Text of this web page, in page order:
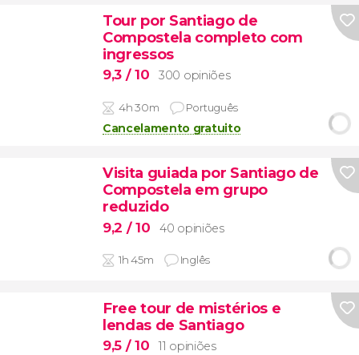
Tour por Santiago de
Compostela completo com
ingressos
9,3 / 10 300 opiniões
4h 30m Português
Cancelamento gratuito
Visita guiada por Santiago de
Compostela em grupo
reduzido
9,2 / 10 40 opiniões
1h 45m Inglês
Free tour de mistérios e
lendas de Santiago
9,5 / 10 11 opiniões